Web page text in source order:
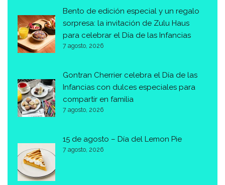
Bento de edición especial y un regalo
sorpresa: la invitación de Zulu Haus
para celebrar el Día de las Infancias
7 agosto, 2026
Gontran Cherrier celebra el Día de las
Infancias con dulces especiales para
compartir en familia
7 agosto, 2026
15 de agosto – Día del Lemon Pie
7 agosto, 2026